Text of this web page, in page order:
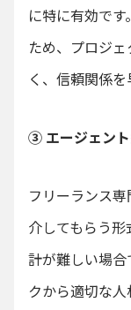
に特に有効で
ため、プロジ
く、信頼関係を
③ エージェント
フリーランス
介してもらう
計が難しい場
クから適切な人